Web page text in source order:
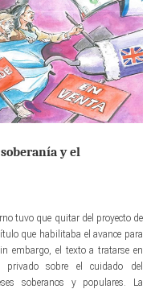
y el
tuvo que quitar del proyecto de
que habilitaba el avance para
embargo, el texto a tratarse en
sobre el cuidado del
soberanos y populares. La